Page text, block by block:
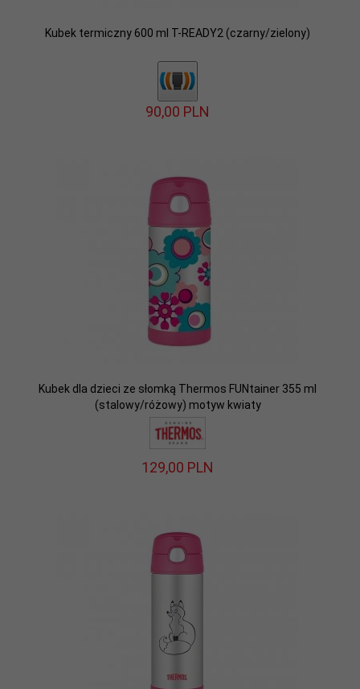
Kubek termiczny 600 ml T-READY2 (czarny/zielony)
90,00 PLN
Kubek dla dzieci ze słomką Thermos FUNtainer 355 ml
(stalowy/różowy) motyw kwiaty
129,00 PLN